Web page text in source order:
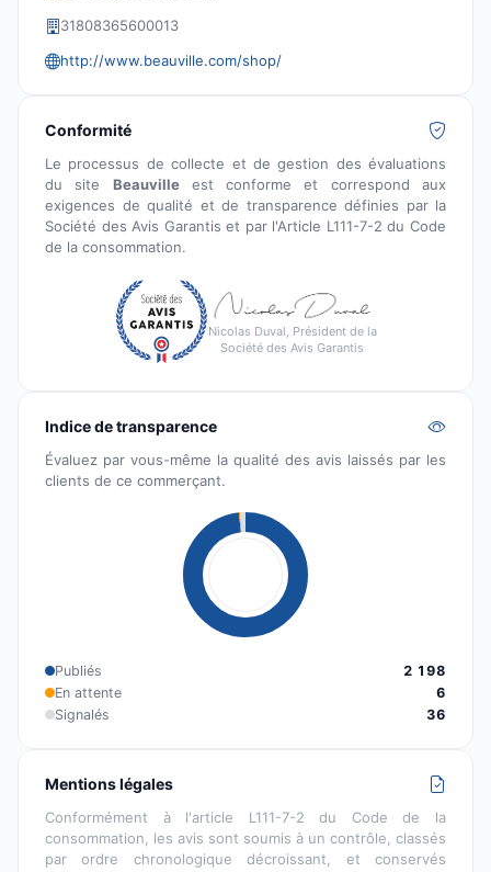
31808365600013
http://www.beauville.com/shop/
Conformité
Le processus de collecte et de gestion des évaluations
du site Beauvilleest conforme et correspond aux
exigences de qualité et de transparence définies par la
Société des Avis Garantis et par l'Article L111-7-2 du Code
de la consommation.
Nicolas Duval, Président de la
Société des Avis Garantis
Indice de transparence
Évaluez par vous-même la qualité des avis laissés par les
clients de ce commerçant.
Publiés
2 198
En attente
6
Signalés
36
Mentions légales
Conformément à l'article L111-7-2 du Code de la
consommation, les avis sont soumis à un contrôle, classés
par ordre chronologique décroissant, et conservés